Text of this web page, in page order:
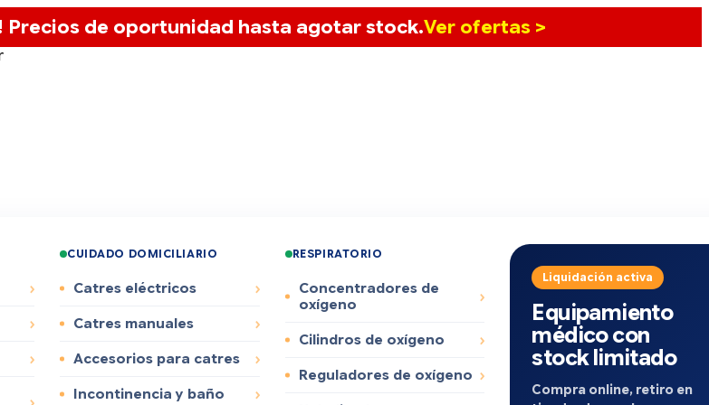
Precios de oportunidad hasta agotar stock.Ver ofertas >
CUIDADO DOMICILIARIO
Catres eléctricos
Catres manuales
Accesorios para catres
Incontinencia y baño
RESPIRATORIO
Concentradores de
oxígeno
Cilindros de oxígeno
Reguladores de oxígeno
Liquidación activa
Equipamiento
médico con
stock limitado
Compra online, retiro en